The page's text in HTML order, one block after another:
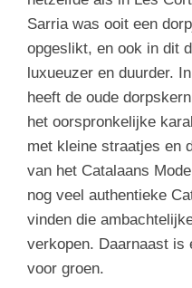
Sarria was ooit een
opgeslikt, en ook in dit
luxueuzer en duurder.
heeft de oude
het oorspronkelijke
met kleine straatjes en
van het Catalaans
nog veel authentieke
vinden die
verkopen. Daarnaast is
voor groen.